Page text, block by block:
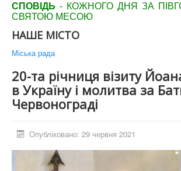
СПОВІДЬ - КОЖНОГО ДНЯ ЗА
СВЯТОЮ МЕСОЮ
НАШЕ МІСТО
Міська рада
20-та річниця візиту
в Україну і молитва за
Червонограді
Опубліковано: 29 червня 2021